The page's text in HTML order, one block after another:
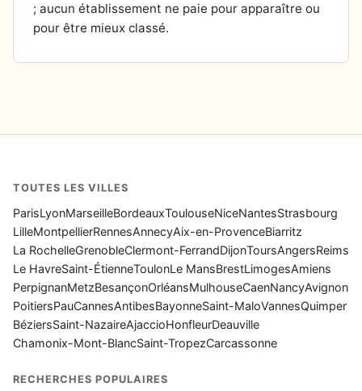
; aucun établissement ne paie pour apparaître ou
pour être mieux classé.
TOUTES LES VILLES
ParisLyonMarseilleBordeauxToulouseNiceNantesStrasbourg
LilleMontpellierRennesAnnecyAix-en-ProvenceBiarritz
La RochelleGrenobleClermont-FerrandDijonToursAngersReims
Le HavreSaint-ÉtienneToulonLe MansBrestLimogesAmiens
PerpignanMetzBesançonOrléansMulhouseCaenNancyAvignon
PoitiersPauCannesAntibesBayonneSaint-MaloVannesQuimper
BéziersSaint-NazaireAjaccioHonfleurDeauville
Chamonix-Mont-BlancSaint-TropezCarcassonne
RECHERCHES POPULAIRES